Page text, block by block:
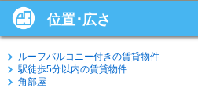
位置･広さ
ルーフバルコニー付きの賃貸物件
駅徒歩5分以内の賃貸物件
角部屋